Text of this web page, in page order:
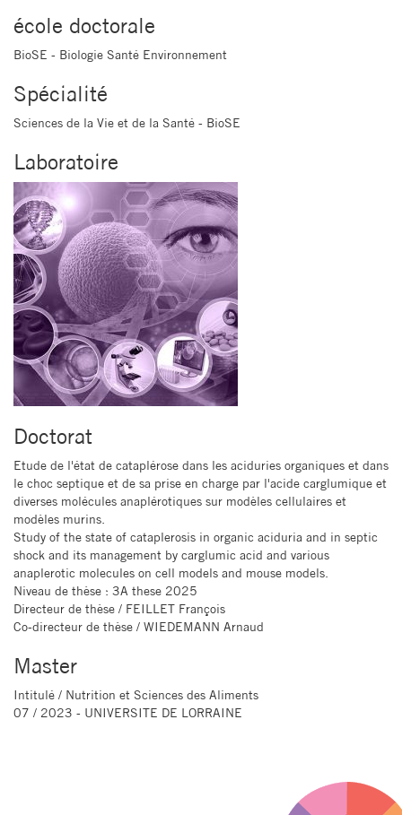
école doctorale
BioSE - Biologie Santé Environnement
Spécialité
Sciences de la Vie et de la Santé - BioSE
Laboratoire
Doctorat
Etude de l'état de cataplérose dans les aciduries organiques et dans
le choc septique et de sa prise en charge par l'acide carglumique et
diverses molécules anaplérotiques sur modèles cellulaires et
modèles murins.
Study of the state of cataplerosis in organic aciduria and in septic
shock and its management by carglumic acid and various
anaplerotic molecules on cell models and mouse models.
Niveau de thèse : 3A these 2025
Directeur de thèse / FEILLET François
Co-directeur de thèse / WIEDEMANN Arnaud
Master
Intitulé / Nutrition et Sciences des Aliments
07 / 2023 - UNIVERSITE DE LORRAINE